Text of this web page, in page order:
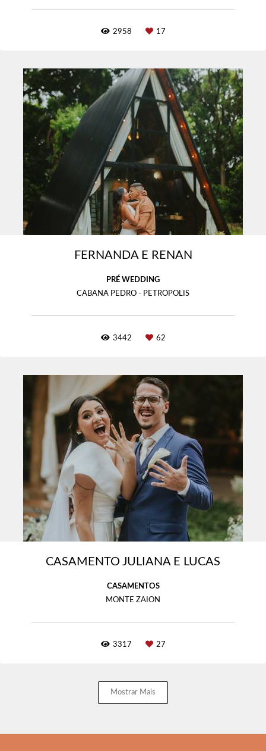
2958 17
FERNANDA E RENAN
PRÉ WEDDING
CABANA PEDRO - PETROPOLIS
3442 62
CASAMENTO JULIANA E LUCAS
CASAMENTOS
MONTE ZAION
3317 27
Mostrar Mais